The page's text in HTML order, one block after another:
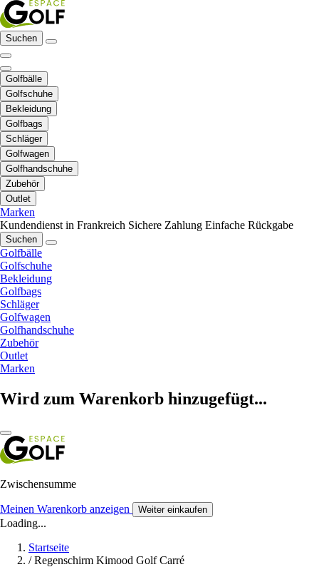
Suchen
Golfbälle
Golfschuhe
Bekleidung
Golfbags
Schläger
Golfwagen
Golfhandschuhe
Zubehör
Outlet
Marken
Kundendienst in Frankreich Sichere Zahlung Einfache Rückgabe
Suchen
Golfbälle
Golfschuhe
Bekleidung
Golfbags
Schläger
Golfwagen
Golfhandschuhe
Zubehör
Outlet
Marken
Wird zum Warenkorb hinzugefügt...
Zwischensumme
Meinen Warenkorb anzeigen Weiter einkaufen
Loading...
Startseite
/ Regenschirm Kimood Golf Carré